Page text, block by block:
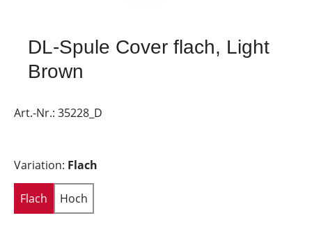
DL-Spule Cover flach, Light
Brown
Art.-Nr.: 35228_D
Variation: Flach
Flach Hoch